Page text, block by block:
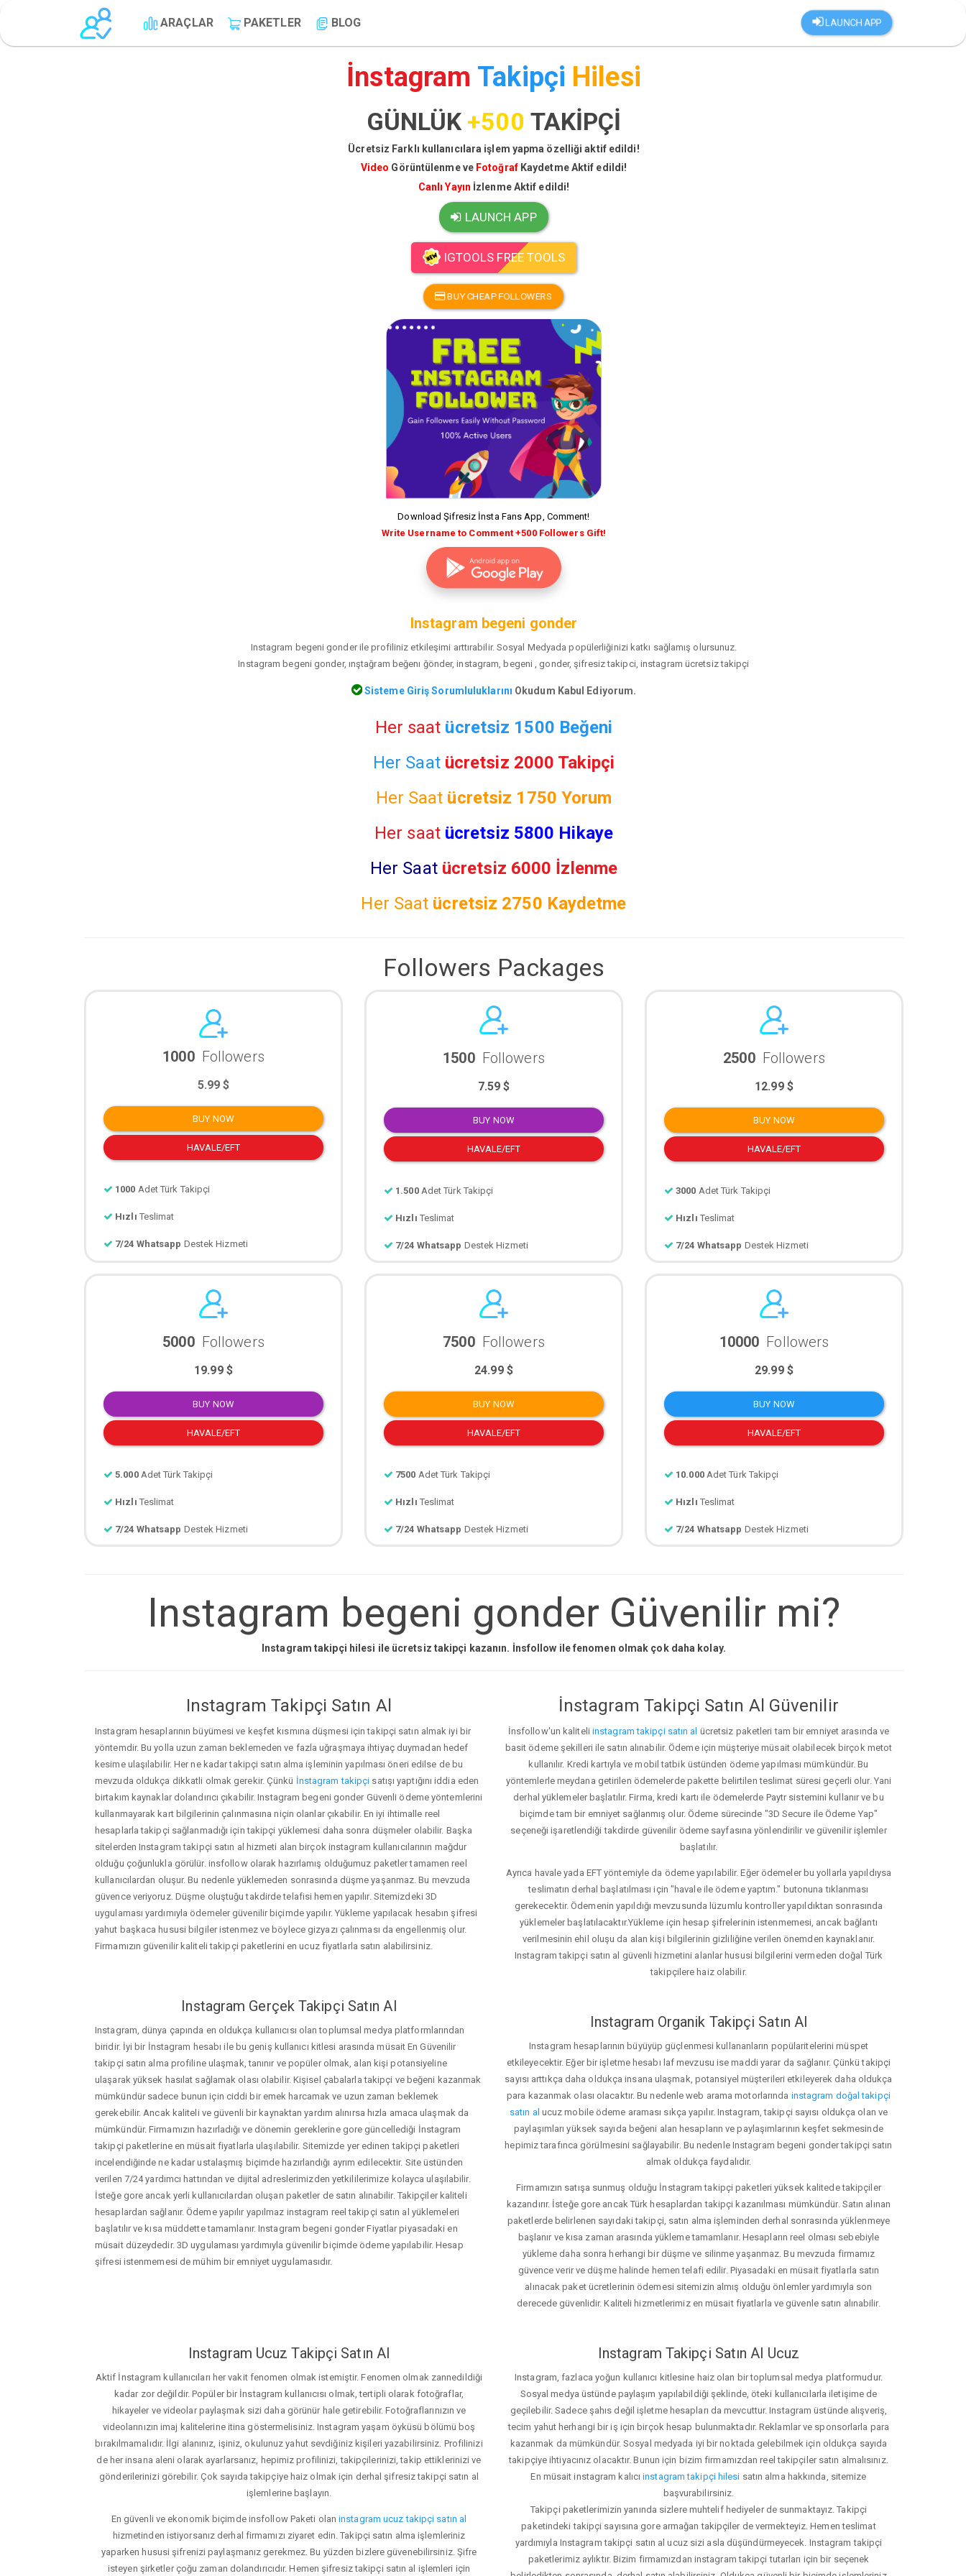
LAUNCH APP
ARAÇLAR PAKETLER BLOG
İnstagram Takipçi Hilesi
GÜNLÜK +500 TAKİPÇİ
Ücretsiz Farklı kullanıcılara işlem yapma özelliği aktif edildi!
Video Görüntülenme ve Fotoğraf Kaydetme Aktif edildi!
Canlı Yayın İzlenme Aktif edildi!
LAUNCH APP
IGTOOLS FREE TOOLS
BUY CHEAP FOLLOWERS
Download Şifresiz İnsta Fans App, Comment!
Write Username to Comment +500 Followers Gift!
Instagram begeni gonder
Instagram begeni gonder ile profiliniz etkileşimi arttırabilir. Sosyal Medyada popülerliğinizi katkı sağlamış olursunuz.
Instagram begeni gonder, ınştağram beğenı ğönder, instagram, begeni , gonder, şifresiz takipci, instagram ücretsiz takipçi
Sisteme Giriş Sorumluluklarını Okudum Kabul Ediyorum.
Her saat ücretsiz 1500 Beğeni
Her Saat ücretsiz 2000 Takipçi
Her Saat ücretsiz 1750 Yorum
Her saat ücretsiz 5800 Hikaye
Her Saat ücretsiz 6000 İzlenme
Her Saat ücretsiz 2750 Kaydetme
Followers Packages
1000 Followers
5.99 $
BUY NOW
HAVALE/EFT
1000 Adet Türk Takipçi
Hızlı Teslimat
7/24 Whatsapp Destek Hizmeti
1500 Followers
7.59 $
BUY NOW
HAVALE/EFT
1.500 Adet Türk Takipçi
Hızlı Teslimat
7/24 Whatsapp Destek Hizmeti
2500 Followers
12.99 $
BUY NOW
HAVALE/EFT
3000 Adet Türk Takipçi
Hızlı Teslimat
7/24 Whatsapp Destek Hizmeti
5000 Followers
19.99 $
BUY NOW
HAVALE/EFT
5.000 Adet Türk Takipçi
Hızlı Teslimat
7/24 Whatsapp Destek Hizmeti
7500 Followers
24.99 $
BUY NOW
HAVALE/EFT
7500 Adet Türk Takipçi
Hızlı Teslimat
7/24 Whatsapp Destek Hizmeti
10000 Followers
29.99 $
BUY NOW
HAVALE/EFT
10.000 Adet Türk Takipçi
Hızlı Teslimat
7/24 Whatsapp Destek Hizmeti
Instagram begeni gonder Güvenilir mi?
Instagram takipçi hilesi ile ücretsiz takipçi kazanın. İnsfollow ile fenomen olmak çok daha kolay.
Instagram Takipçi Satın Al
Instagram hesaplarının büyümesi ve keşfet kısmına düşmesi için takipçi satın almak iyi bir
yöntemdir. Bu yolla uzun zaman beklemeden ve fazla uğraşmaya ihtiyaç duymadan hedef
kesime ulaşılabilir. Her ne kadar takipçi satın alma işleminin yapılması öneri edilse de bu
mevzuda oldukça dikkatli olmak gerekir. Çünkü İnstagram takipçi satışı yaptığını iddia eden
birtakım kaynaklar dolandırıcı çıkabilir. Instagram begeni gonder Güvenli ödeme yöntemlerini
kullanmayarak kart bilgilerinin çalınmasına niçin olanlar çıkabilir. En iyi ihtimalle reel
hesaplarla takipçi sağlanmadığı için takipçi yüklemesi daha sonra düşmeler olabilir. Başka
sitelerden Instagram takipçi satın al hizmeti alan birçok instagram kullanıcılarının mağdur
olduğu çoğunlukla görülür. insfollow olarak hazırlamış olduğumuz paketler tamamen reel
kullanıcılardan oluşur. Bu nedenle yüklemeden sonrasında düşme yaşanmaz. Bu mevzuda
güvence veriyoruz. Düşme oluştuğu takdirde telafisi hemen yapılır. Sitemizdeki 3D
uygulaması yardımıyla ödemeler güvenilir biçimde yapılır. Yükleme yapılacak hesabın şifresi
yahut başkaca hususi bilgiler istenmez ve böylece gizyazı çalınması da engellenmiş olur.
Firmamızın güvenilir kaliteli takipçi paketlerini en ucuz fiyatlarla satın alabilirsiniz.
İnstagram Takipçi Satın Al Güvenilir
İnsfollow'un kaliteli instagram takipçi satın al ücretsiz paketleri tam bir emniyet arasında ve
basit ödeme şekilleri ile satın alınabilir. Ödeme için müşteriye müsait olabilecek birçok metot
kullanılır. Kredi kartıyla ve mobil tatbik üstünden ödeme yapılması mümkündür. Bu
yöntemlerle meydana getirilen ödemelerde pakette belirtilen teslimat süresi geçerli olur. Yani
derhal yüklemeler başlatılır. Firma, kredi kartı ile ödemelerde Paytr sistemini kullanır ve bu
biçimde tam bir emniyet sağlanmış olur. Ödeme sürecinde "3D Secure ile Ödeme Yap"
seçeneği işaretlendiği takdirde güvenilir ödeme sayfasına yönlendirilir ve güvenilir işlemler
başlatılır.
Ayrıca havale yada EFT yöntemiyle da ödeme yapılabilir. Eğer ödemeler bu yollarla yapıldıysa
teslimatın derhal başlatılması için "havale ile ödeme yaptım." butonuna tıklanması
gerekecektir. Ödemenin yapıldığı mevzusunda lüzumlu kontroller yapıldıktan sonrasında
yüklemeler başlatılacaktır.Yükleme için hesap şifrelerinin istenmemesi, ancak bağlantı
verilmesinin ehil oluşu da alan kişi bilgilerinin gizliliğine verilen önemden kaynaklanır.
Instagram takipçi satın al güvenli hizmetini alanlar hususi bilgilerini vermeden doğal Türk
takipçilere haiz olabilir.
Instagram Gerçek Takipçi Satın Al
Instagram, dünya çapında en oldukça kullanıcısı olan toplumsal medya platformlarından
biridir. İyi bir İnstagram hesabı ile bu geniş kullanıcı kitlesi arasında müsait En Güvenilir
takipçi satın alma profiline ulaşmak, tanınır ve popüler olmak, alan kişi potansiyeline
ulaşarak yüksek hasılat sağlamak olası olabilir. Kişisel çabalarla takipçi ve beğeni kazanmak
mümkündür sadece bunun için ciddi bir emek harcamak ve uzun zaman beklemek
gerekebilir. Ancak kaliteli ve güvenli bir kaynaktan yardım alınırsa hızla amaca ulaşmak da
mümkündür. Firmamızın hazırladığı ve dönemin gereklerine gore güncellediği İnstagram
takipçi paketlerine en müsait fiyatlarla ulaşılabilir. Sitemizde yer edinen takipçi paketleri
incelendiğinde ne kadar ustalaşmış biçimde hazırlandığı ayrım edilecektir. Site üstünden
verilen 7/24 yardımcı hattından ve dijital adreslerimizden yetkililerimize kolayca ulaşılabilir.
İsteğe gore ancak yerli kullanıcılardan oluşan paketler de satın alınabilir. Takipçiler kaliteli
hesaplardan sağlanır. Ödeme yapılır yapılmaz instagram reel takipçi satın al yüklemeleri
başlatılır ve kısa müddette tamamlanır. Instagram begeni gonder Fiyatlar piyasadaki en
müsait düzeydedir. 3D uygulaması yardımıyla güvenilir biçimde ödeme yapılabilir. Hesap
şifresi istenmemesi de mühim bir emniyet uygulamasıdır.
Instagram Organik Takipçi Satın Al
Instagram hesaplarının büyüyüp güçlenmesi kullananların popülaritelerini müspet
etkileyecektir. Eğer bir işletme hesabı laf mevzusu ise maddi yarar da sağlanır. Çünkü takipçi
sayısı arttıkça daha oldukça insana ulaşmak, potansiyel müşterileri etkileyerek daha oldukça
para kazanmak olası olacaktır. Bu nedenle web arama motorlarında instagram doğal takipçi
satın al ucuz mobile ödeme araması sıkça yapılır. Instagram, takipçi sayısı oldukça olan ve
paylaşımları yüksek sayıda beğeni alan hesapların ve paylaşımlarının keşfet sekmesinde
hepimiz tarafınca görülmesini sağlayabilir. Bu nedenle Instagram begeni gonder takipçi satın
almak oldukça faydalıdır.
Firmamızın satışa sunmuş olduğu İnstagram takipçi paketleri yüksek kalitede takipçiler
kazandırır. İsteğe gore ancak Türk hesaplardan takipçi kazanılması mümkündür. Satın alınan
paketlerde belirlenen sayıdaki takipçi, satın alma işleminden derhal sonrasında yüklenmeye
başlanır ve kısa zaman arasında yükleme tamamlanır. Hesapların reel olması sebebiyle
yükleme daha sonra herhangi bir düşme ve silinme yaşanmaz. Bu mevzuda firmamız
güvence verir ve düşme halinde hemen telafi edilir. Piyasadaki en müsait fiyatlarla satın
alınacak paket ücretlerinin ödemesi sitemizin almış olduğu önlemler yardımıyla son
derecede güvenlidir. Kaliteli hizmetlerimiz en müsait fiyatlarla ve güvenle satın alınabilir.
Instagram Ucuz Takipçi Satın Al
Aktif İnstagram kullanıcıları her vakit fenomen olmak istemiştir. Fenomen olmak zannedildiği
kadar zor değildir. Popüler bir İnstagram kullanıcısı olmak, tertipli olarak fotoğraflar,
hikayeler ve videolar paylaşmak sizi daha görünür hale getirebilir. Fotoğraflarınızın ve
videolarınızın imaj kalitelerine itina göstermelisiniz. Instagram yaşam öyküsü bölümü boş
bırakılmamalıdır. İlgi alanınız, işiniz, okulunuz yahut sevdiğiniz kişileri yazabilirsiniz. Profilinizi
de her insana aleni olarak ayarlarsanız, hepimiz profilinizi, takipçilerinizi, takip ettiklerinizi ve
gönderilerinizi görebilir. Çok sayıda takipçiye haiz olmak için derhal şifresiz takipçi satın al
işlemlerine başlayın.
En güvenli ve ekonomik biçimde insfollow Paketi olaninstagram ucuz takipçi satın al
hizmetinden istiyorsanız derhal firmamızı ziyaret edin. Takipçi satın alma işlemleriniz
yaparken hususi şifrenizi paylaşmanız gerekmez. Bu yüzden bizlere güvenebilirsiniz. Şifre
isteyen şirketler çoğu zaman dolandırıcıdır. Hemen şifresiz takipçi satın al işlemleri için
Instagram Takipçi Satın Al Ucuz
Instagram, fazlaca yoğun kullanıcı kitlesine haiz olan bir toplumsal medya platformudur.
Sosyal medya üstünde paylaşım yapılabildiği şeklinde, öteki kullanıcılarla iletişime de
geçilebilir. Sadece şahıs değil işletme hesapları da mevcuttur. Instagram üstünde alışveriş,
tecim yahut herhangi bir iş için birçok hesap bulunmaktadır. Reklamlar ve sponsorlarla para
kazanmak da mümkündür. Sosyal medyada iyi bir noktada gelebilmek için oldukça sayıda
takipçiye ihtiyacınız olacaktır. Bunun için bizim firmamızdan reel takipçiler satın almalısınız.
En müsait instagram kalıcıinstagram takipçi hilesi satın alma hakkında, sitemize
başvurabilirsiniz.
Takipçi paketlerimizin yanında sizlere muhtelif hediyeler de sunmaktayız. Takipçi
paketindeki takipçi sayısına gore armağan takipçiler de vermekteyiz. Hemen teslimat
yardımıyla Instagram takipçi satın al ucuz sizi asla düşündürmeyecek. Instagram takipçi
paketlerimiz aylıktır. Bizim firmamızdan instagram takipçi tutarları için bir seçenek